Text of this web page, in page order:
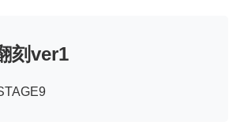
刻ver1